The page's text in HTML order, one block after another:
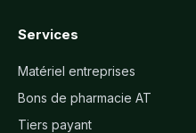
Services
Matériel entreprises
Bons de pharmacie AT
Tiers payant